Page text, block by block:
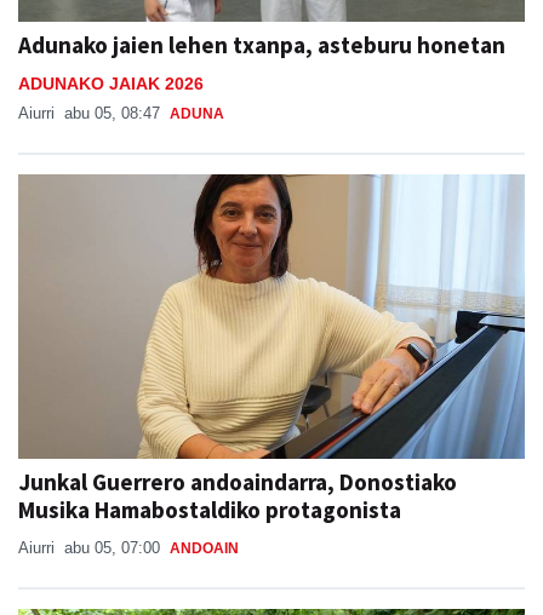
Adunako jaien lehen txanpa, asteburu honetan
ADUNAKO JAIAK 2026
Aiurri abu 05, 08:47 ADUNA
Junkal Guerrero andoaindarra, Donostiako
Musika Hamabostaldiko protagonista
Aiurri abu 05, 07:00 ANDOAIN